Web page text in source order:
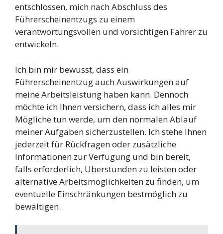
entschlossen, mich nach Abschluss des
Führerscheinentzugs zu einem
verantwortungsvollen und vorsichtigen Fahrer zu
entwickeln.
Ich bin mir bewusst, dass ein
Führerscheinentzug auch Auswirkungen auf
meine Arbeitsleistung haben kann. Dennoch
möchte ich Ihnen versichern, dass ich alles mir
Mögliche tun werde, um den normalen Ablauf
meiner Aufgaben sicherzustellen. Ich stehe Ihnen
jederzeit für Rückfragen oder zusätzliche
Informationen zur Verfügung und bin bereit,
falls erforderlich, Überstunden zu leisten oder
alternative Arbeitsmöglichkeiten zu finden, um
eventuelle Einschränkungen bestmöglich zu
bewältigen.